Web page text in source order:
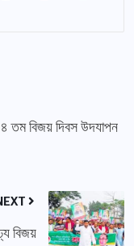
তম বিজয় দিবস উদযাপন
বিজয়